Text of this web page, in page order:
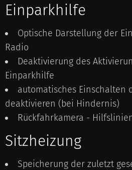
Einparkhilfe
Optische Darstellung der
Radio
Deaktivierung des
Einparkhilfe
automatisches Einschalten
deaktivieren (bei Hindernis)
Rückfahrkamera -
Sitzheizung
Speicherung der zuletzt